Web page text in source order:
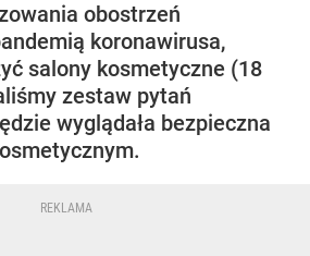
obostrzeń
koronawirusa,
salony kosmetyczne (18
zestaw pytań
wyglądała bezpieczna